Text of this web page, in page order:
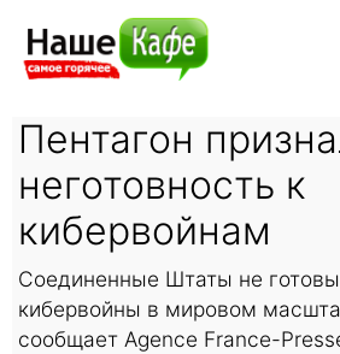
Пентагон
неготовность к
кибервойнам
Соединенные Штаты не
кибервойны в мировом
сообщает Agence France-